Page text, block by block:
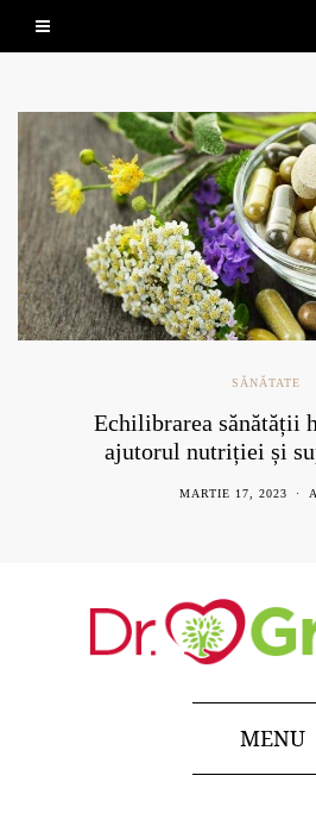
SĂNĂTATE
Echilibrarea sănătății
ajutorul nutriției și
MARTIE 17, 2023
MENU